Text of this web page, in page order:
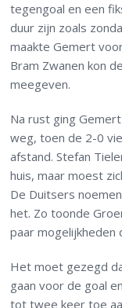
tegengoal en een
duur zijn zoals
maakte Gemert
Bram Zwanen kon
meegeven.
Na rust ging
weg, toen de 2-0
afstand. Stefan
huis, maar moest
De Duitsers
het. Zo toonde
paar mogelijkheden
Het moet gezegd
gaan voor de goal
tot twee keer toe